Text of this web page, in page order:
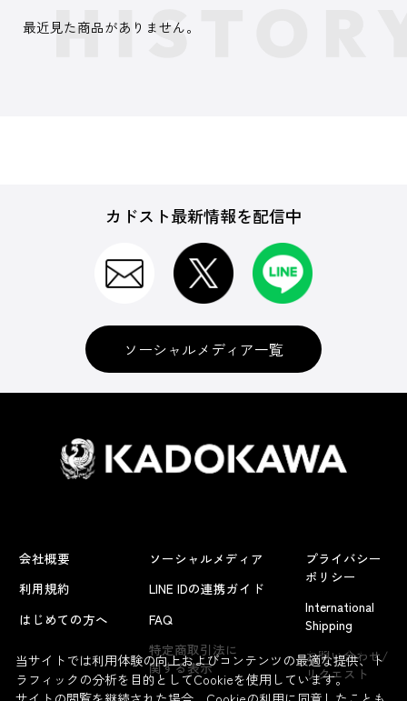
よくあるお問い合わせ
最近見た商品がありません。
カドスト最新情報を配信中
ソーシャルメディア一覧
会社概要
利用規約
はじめての方へ
ソーシャルメディア
LINE IDの連携ガイド
FAQ
特定商取引法に
関する表示
プライバシー
ポリシー
International
Shipping
お問い合わせ/
リクエスト
当サイトでは利用体験の向上およびコンテンツの最適な提供、ト
ラフィックの分析を目的としてCookieを使用しています。